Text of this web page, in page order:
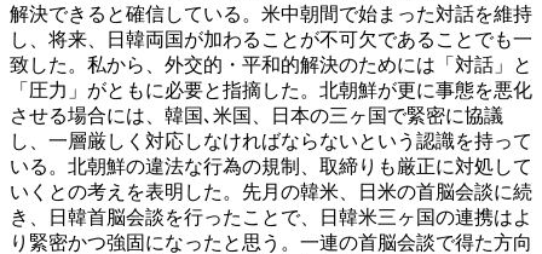
解決できると確信している。米中朝間で始まった対話を維持
し、将来、日韓両国が加わることが不可欠であることでも一
致した。私から、外交的・平和的解決のためには「対話」と
「圧力」がともに必要と指摘した。北朝鮮が更に事態を悪化
させる場合には、韓国､米国、日本の三ヶ国で緊密に協議
し、一層厳しく対応しなければならないという認識を持って
いる。北朝鮮の違法な行為の規制、取締りも厳正に対処して
いくとの考えを表明した。先月の韓米、日米の首脳会談に続
き、日韓首脳会談を行ったことで、日韓米三ヶ国の連携はよ
り緊密かつ強固になったと思う。一連の首脳会談で得た方向